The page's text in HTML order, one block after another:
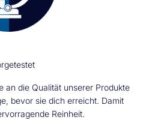
an die Qualität unserer Produkte
bevor sie dich erreicht. Damit
Reinheit.